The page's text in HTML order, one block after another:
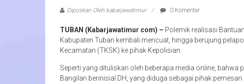
Diposkan Oleh:kabarjawatimur 0 Komentar
TUBAN (Kabarjawatimur com) – Polemik realisasi
Kabupaten Tuban kembali mencuat, hingga berujung
Kecamatan (TKSK) ke pihak Kepolisian.
Seperti yang dituliskan oleh beberapa media online,
Bangilan berinisial DH, yang diduga sebagai pihak